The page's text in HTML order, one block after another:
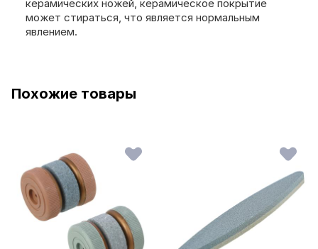
керамических ножей, керамическое покрытие
может стираться, что является нормальным
явлением.
Похожие товары